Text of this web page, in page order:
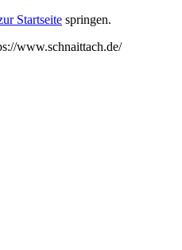
Startseite springen.
www.schnaittach.de/